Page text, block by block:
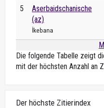
5
Aserbaidschanische
(az)
İkebana
Die folgende Tabelle zeigt
mit der höchsten Anzahl an
Der höchste Zitierindex